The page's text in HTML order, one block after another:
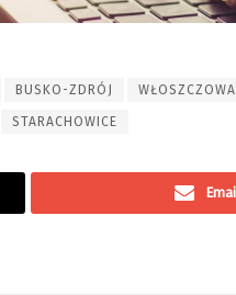
BUSKO-ZDRÓJ WŁOSZCZOWA
STARACHOWICE